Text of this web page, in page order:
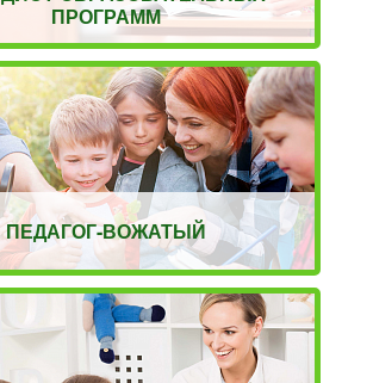
ПРОГРАММ
ПЕДАГОГ-ВОЖАТЫЙ